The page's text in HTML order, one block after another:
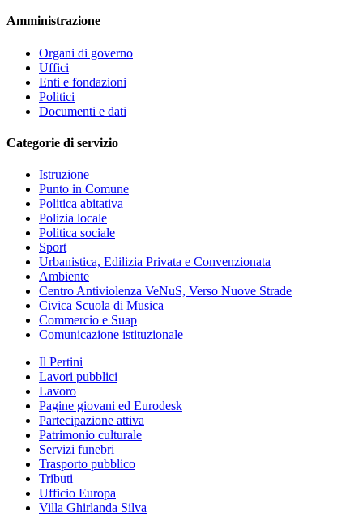
Amministrazione
Organi di governo
Uffici
Enti e fondazioni
Politici
Documenti e dati
Categorie di servizio
Istruzione
Punto in Comune
Politica abitativa
Polizia locale
Politica sociale
Sport
Urbanistica, Edilizia Privata e Convenzionata
Ambiente
Centro Antiviolenza VeNuS, Verso Nuove Strade
Civica Scuola di Musica
Commercio e Suap
Comunicazione istituzionale
Il Pertini
Lavori pubblici
Lavoro
Pagine giovani ed Eurodesk
Partecipazione attiva
Patrimonio culturale
Servizi funebri
Trasporto pubblico
Tributi
Ufficio Europa
Villa Ghirlanda Silva